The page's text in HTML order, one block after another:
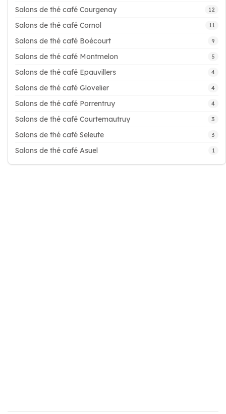
Salons de thé café Courgenay
12
Salons de thé café Cornol 11
Salons de thé café Boécourt 9
Salons de thé café Montmelon 5
Salons de thé café Epauvillers 4
Salons de thé café Glovelier 4
Salons de thé café Porrentruy 4
Salons de thé café Courtemautruy 3
Salons de thé café Seleute 3
Salons de thé café Asuel 1